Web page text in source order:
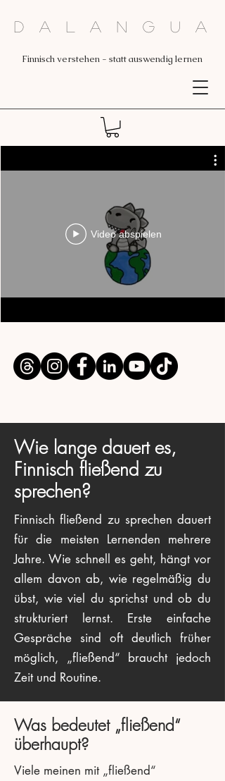
Video abspielen
Finnisch verstehen - statt auswendig lernen
Dalangua
Wie lange dauert es,
Finnisch fließend zu
sprechen?
Finnisch fließend zu sprechen dauert
für die meisten Lernenden mehrere
Jahre. Wie schnell es geht, hängt vor
allem davon ab, wie regelmäßig du
übst, wie viel du sprichst und ob du
strukturiert lernst. Erste einfache
Gespräche sind oft deutlich früher
möglich, „fließend“ braucht jedoch
Zeit und Routine.
Was bedeutet „fließend“
überhaupt?
Viele meinen mit „fließend“